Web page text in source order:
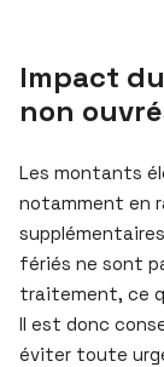
Impact
non
Les montants
notamment en
fériés ne sont
traitement, ce
Il est donc
éviter toute